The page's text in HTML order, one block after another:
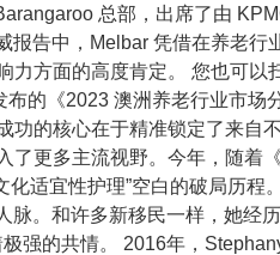
总部，出席了由
告中，Melbar 凭借在养老行
方面的高度肯定。 您也可
的《2023 澳洲养老行业市场
的核心在于精准锁定了来自
更多主流视野。今年，随着
适宜性护理”空白的破局历
。和许多新移民一样，她经
强的共情。 2016年，